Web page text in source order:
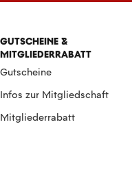
GUTSCHEINE &
MITGLIEDERRABATT
Gutscheine
Infos zur Mitgliedschaft
Mitgliederrabatt